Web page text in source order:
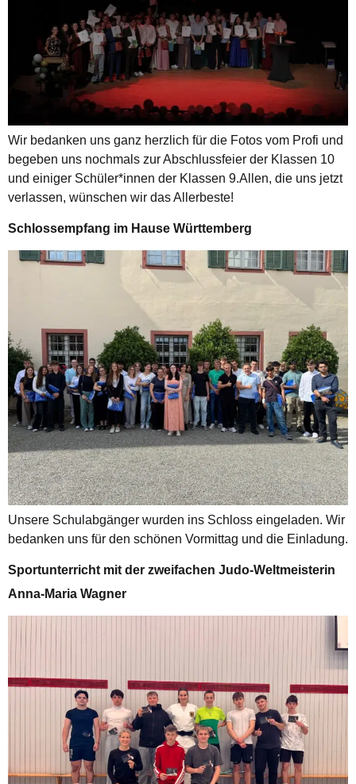
Wir bedanken uns ganz herzlich für die Fotos vom Profi und
begeben uns nochmals zur Abschlussfeier der Klassen 10
und einiger Schüler*innen der Klassen 9.Allen, die uns jetzt
verlassen, wünschen wir das Allerbeste!
Schlossempfang im Hause Württemberg
Unsere Schulabgänger wurden ins Schloss eingeladen. Wir
bedanken uns für den schönen Vormittag und die Einladung.
Sportunterricht mit der zweifachen Judo-Weltmeisterin
Anna-Maria Wagner